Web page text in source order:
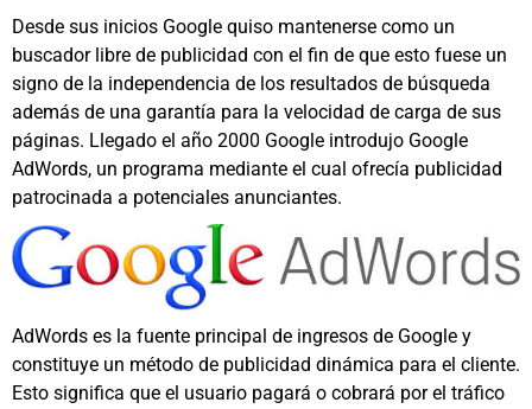
Desde sus inicios Google quiso mantenerse como un
buscador libre de publicidad con el fin de que esto fuese un
signo de la independencia de los resultados de búsqueda
además de una garantía para la velocidad de carga de sus
páginas. Llegado el año 2000 Google introdujo Google
AdWords, un programa mediante el cual ofrecía publicidad
patrocinada a potenciales anunciantes.
AdWords es la fuente principal de ingresos de Google y
constituye un método de publicidad dinámica para el cliente.
Esto significa que el usuario pagará o cobrará por el tráfico